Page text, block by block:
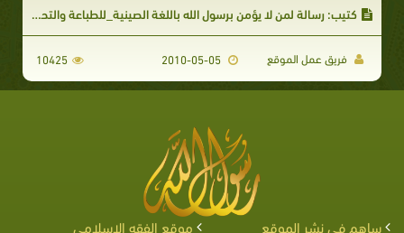
كتيب: رسالة لمن لا يؤمن برسول الله باللغة الصينية_للطباعة والتحميل
فريق عمل الموقع 10425
ساهم في نشر الموقع موقع الفقه الإسلامي